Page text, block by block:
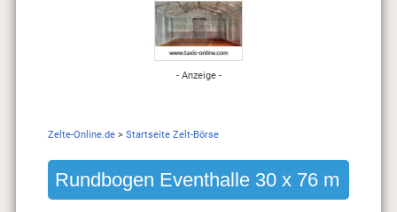
Zelte-Online.de> Startseite Zelt-Börse
Rundbogen Eventhalle 30 x 76 m
- Anzeige -